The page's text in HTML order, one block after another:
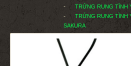
TRỨNG RUNG TÌNH
TRỨNG RUNG TÌNH
SAKURA